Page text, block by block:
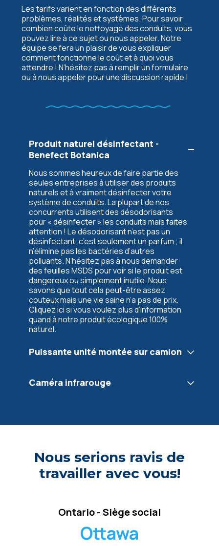
Les tarifs varient en fonction des différents
problèmes, réalités et systèmes. Pour savoir
combien coûte le nettoyage des conduits, vous
pouvez lire à ce sujet ou nous appeler. Notre
équipe se fera un plaisir de vous expliquer
comment fonctionne le coût et à quoi vous
attendre ! N’hésitez pas à remplir un formulaire
ou à nous appeler pour une discussion rapide !
Produit naturel désinfectant -
Benefect Botanica
Nous sommes heureux de faire partie des
seules entreprises à utiliser des produits
naturels et à vraiment désinfecter votre
système de conduits. La plupart de nos
concurrents utilisent des désodorisants
pour « désinfecter » les conduits mais faites
attention ! Le désodorisant n’est pas un
désinfectant, c’est seulement un parfum ; il
n’élimine pas les bactéries d’autres
polluants. N’hésitez pas à nous demander
des feuilles MSDS pour voir si le produit est
dangereux ou simplement inutile. Nous
savons que tout cela peut-être assez
couteux mais une vie saine n’a pas de prix.
Cliquez ici si vous voulez plus d’information
quand à notre produit écologique 100%
naturel.
Puissante unité montée sur camion
Caméra infrarouge
Nous serions ravis de
travailler avec vous!
Ontario - Siège social
Ottawa